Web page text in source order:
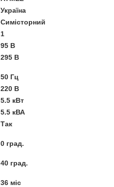
Україна
Симісторний
1
95 В
295 В
50 Гц
220 В
5.5 кВт
5.5 кВА
Так
0 град.
40 град.
36 міс